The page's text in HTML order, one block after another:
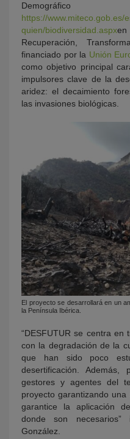
https://www.miteco.gob.es/
quien/biodiversidad.aspx
Recuperación,
financiado por la Unión
como objetivo principal
impulsores clave de la
aridez: el decaimiento
las invasiones biológicas.
El proyecto se desarrollará en un
la Península Ibérica.
“DESFUTUR se centra en
con la degradación de la
que han sido poco
desertificación. Además,
gestores y agentes del
proyecto garantizando
garantice la aplicación
donde son necesarios”
González.